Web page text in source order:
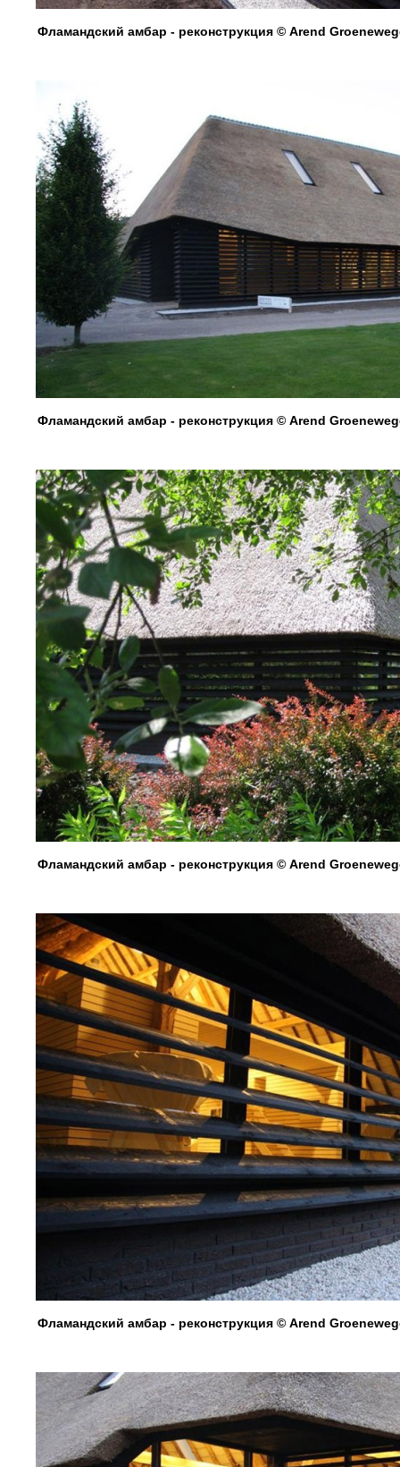
Фламандский амбар - реконструкция © Arend
Фламандский амбар - реконструкция © Arend
Фламандский амбар - реконструкция © Arend
Фламандский амбар - реконструкция © Arend